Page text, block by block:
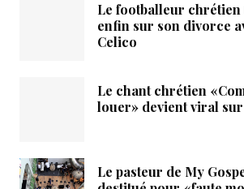
Le footballeur chrétien
enfin sur son divorce
Celico
Le chant chrétien
louer» devient viral
Le pasteur de My